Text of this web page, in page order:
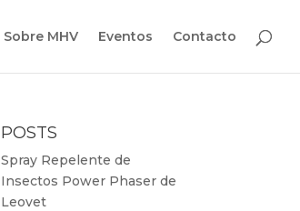
Sobre MHV Eventos Contacto
POSTS
Spray Repelente de
Insectos Power Phaser de
Leovet